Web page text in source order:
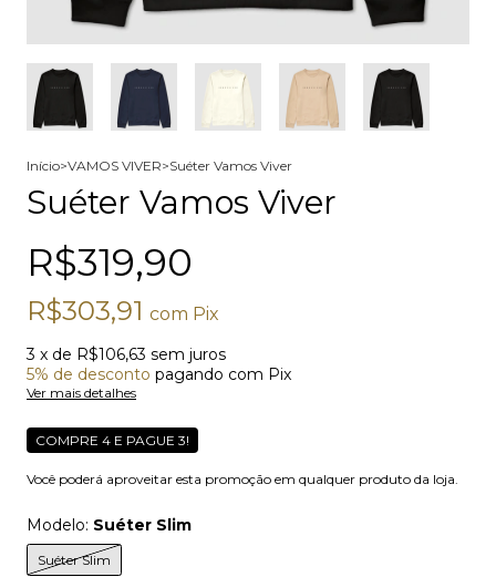
Início>VAMOS VIVER>Suéter Vamos Viver
Suéter Vamos Viver
R$319,90
R$303,91 com Pix
3 x de R$106,63 sem juros
5% de desconto pagando com Pix
Ver mais detalhes
COMPRE 4 E PAGUE 3!
Você poderá aproveitar esta promoção em qualquer produto da loja.
Modelo: Suéter Slim
Suéter Slim